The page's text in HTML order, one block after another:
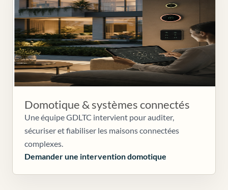
Domotique & systèmes connectés
Une équipe GDLTC intervient pour auditer,
sécuriser et fiabiliser les maisons connectées
complexes.
Demander une intervention domotique